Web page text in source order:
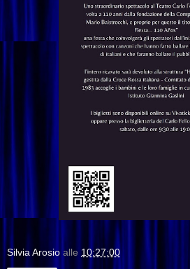
Silvia Arosio alle 10:27:00